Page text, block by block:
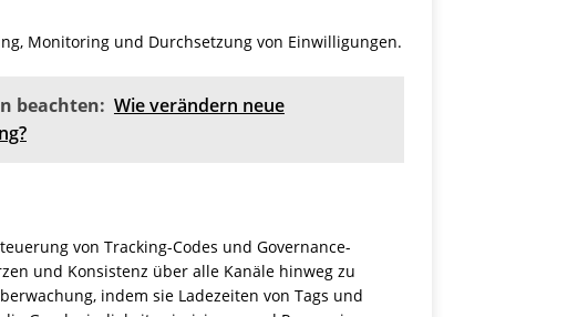
Monitoring und Durchsetzung von Einwilligungen.
beachten: Wie verändern neue
von Tracking-Codes und Governance-
und Konsistenz über alle Kanäle hinweg zu
indem sie Ladezeiten von Tags und